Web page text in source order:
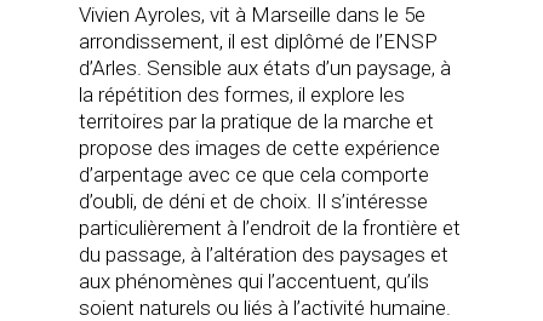
Vivien Ayroles, vit à Marseille dans le 5e
arrondissement, il est diplômé de l’ENSP
d’Arles. Sensible aux états d’un paysage, à
la répétition des formes, il explore les
territoires par la pratique de la marche et
propose des images de cette expérience
d’arpentage avec ce que cela comporte
d’oubli, de déni et de choix. Il s’intéresse
particulièrement à l’endroit de la frontière et
du passage, à l’altération des paysages et
aux phénomènes qui l’accentuent, qu’ils
soient naturels ou liés à l’activité humaine.